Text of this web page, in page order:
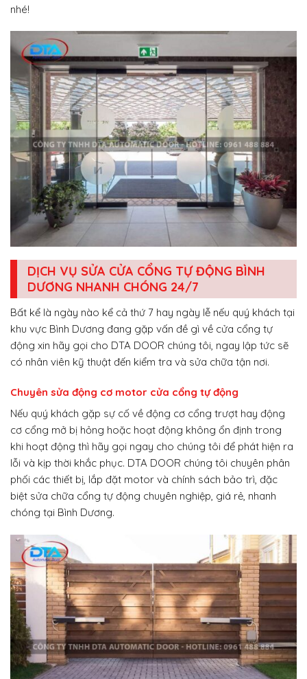
nhé!
DỊCH VỤ SỬA CỬA CỔNG TỰ ĐỘNG BÌNH
DƯƠNG NHANH CHÓNG 24/7
Bất kể là ngày nào kể cả thứ 7 hay ngày lễ nếu quý khách tại
khu vực Bình Dương đang gặp vấn đề gì về cửa cổng tự
động xin hãy gọi cho DTA DOOR chúng tôi, ngay lập tức sẽ
có nhân viên kỹ thuật đến kiểm tra và sửa chữa tận nơi.
Chuyên sửa động cơ motor cửa cổng tự động
Nếu quý khách gặp sự cố về động cơ cổng trượt hay động
cơ cổng mở bị hỏng hoặc hoạt động không ổn định trong
khi hoạt động thì hãy gọi ngay cho chúng tôi để phát hiện ra
lỗi và kịp thời khắc phục. DTA DOOR chúng tôi chuyên phân
phối các thiết bị, lắp đặt motor và chính sách bảo trì, đặc
biệt sửa chữa cổng tự động chuyên nghiệp, giá rẻ, nhanh
chóng tại Bình Dương.